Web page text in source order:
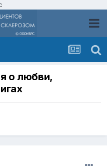
о любви,